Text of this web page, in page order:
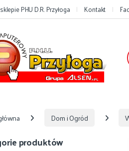
PHU D.R. Przyłoga Kontakt
Dom i Ogród
produktów